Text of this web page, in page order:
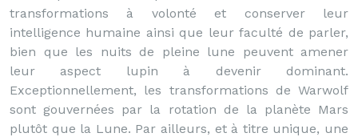
transformations à volonté et conserver leur
intelligence humaine ainsi que leur faculté de parler,
bien que les nuits de pleine lune peuvent amener
leur aspect lupin à devenir dominant.
Exceptionnellement, les transformations de Warwolf
sont gouvernées par la rotation de la planète Mars
plutôt que la Lune. Par ailleurs, et à titre unique, une